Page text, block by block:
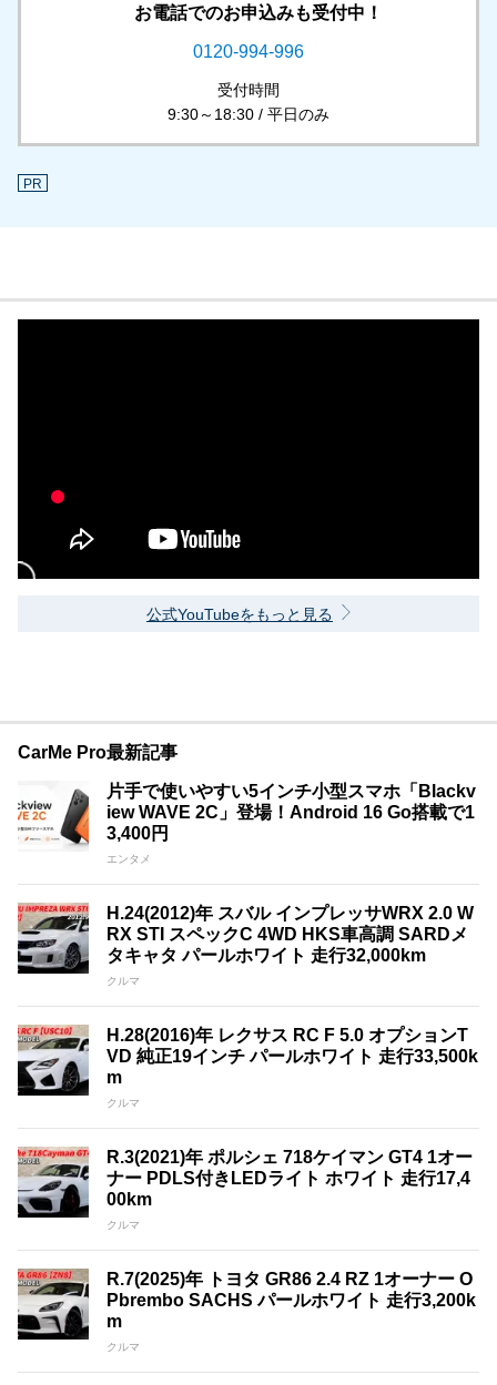
お電話でのお申込みも受付中！
0120-994-996
受付時間
9:30～18:30 / 平日のみ
PR
公式YouTubeをもっと見る
CarMe Pro最新記事
片手で使いやすい5インチ小型スマホ「Blackv
iew WAVE 2C」登場！Android 16 Go搭載で1
3,400円
エンタメ
H.24(2012)年 スバル インプレッサWRX 2.0 W
RX STI スペックC 4WD HKS車高調 SARDメ
タキャタ パールホワイト 走行32,000km
クルマ
H.28(2016)年 レクサス RC F 5.0 オプションT
VD 純正19インチ パールホワイト 走行33,500k
m
クルマ
R.3(2021)年 ポルシェ 718ケイマン GT4 1オー
ナー PDLS付きLEDライト ホワイト 走行17,4
00km
クルマ
R.7(2025)年 トヨタ GR86 2.4 RZ 1オーナー O
Pbrembo SACHS パールホワイト 走行3,200k
m
クルマ